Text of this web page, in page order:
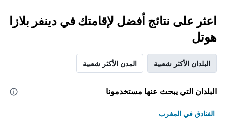
اعثر على نتائج أفضل لإقامتك في دينفر بلازا
هوتل
البلدان الأكثر شعبية المدن الأكثر شعبية
البلدان التي يبحث عنها مستخدمونا
الفنادق في المغرب